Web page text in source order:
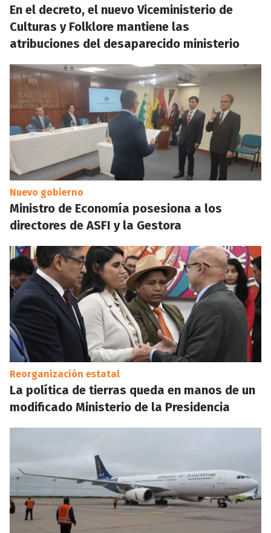
En el decreto, el nuevo Viceministerio de
Culturas y Folklore mantiene las
atribuciones del desaparecido ministerio
Nuevo gobierno
Ministro de Economía posesiona a los
directores de ASFI y la Gestora
Reorganización estatal
La política de tierras queda en manos de un
modificado Ministerio de la Presidencia